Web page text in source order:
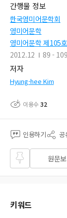
간행물 정보
한국영미어문학회
영미어문학
영미어문학 제105호
2012.12
89 -
저자
Hyung-hee Kim
이용수32
인용하기 공
즐겨
찾기
원문
키워드